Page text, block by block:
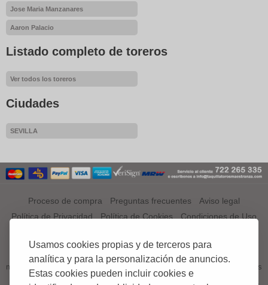
Usamos cookies propias y de terceros para
analítica y para la personalización de anuncios.
Estas cookies pueden incluir cookies e
Jose Maria Manzanares
Aaron Palacio
Listado completo de toreros
Ver todos los toreros
Ciudades
SEVILLA
Proceso de compra Preguntas frecuentes
Aviso legal
Política de Privacidad
Política de Cookies Condiciones de Uso
¿QUÉ ES TAQUILLATOROSMAESTRANZA.COM?
TAQUILLATOROSMAESTRANZA.COM es el primer portal a nivel
mundial especializado en venta de entradas, tickets o abonos de Corridas
de Toros;.